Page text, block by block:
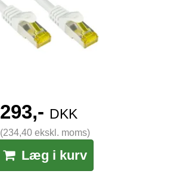
293,- DKK
(234,40 ekskl. moms)
Læg i kurv